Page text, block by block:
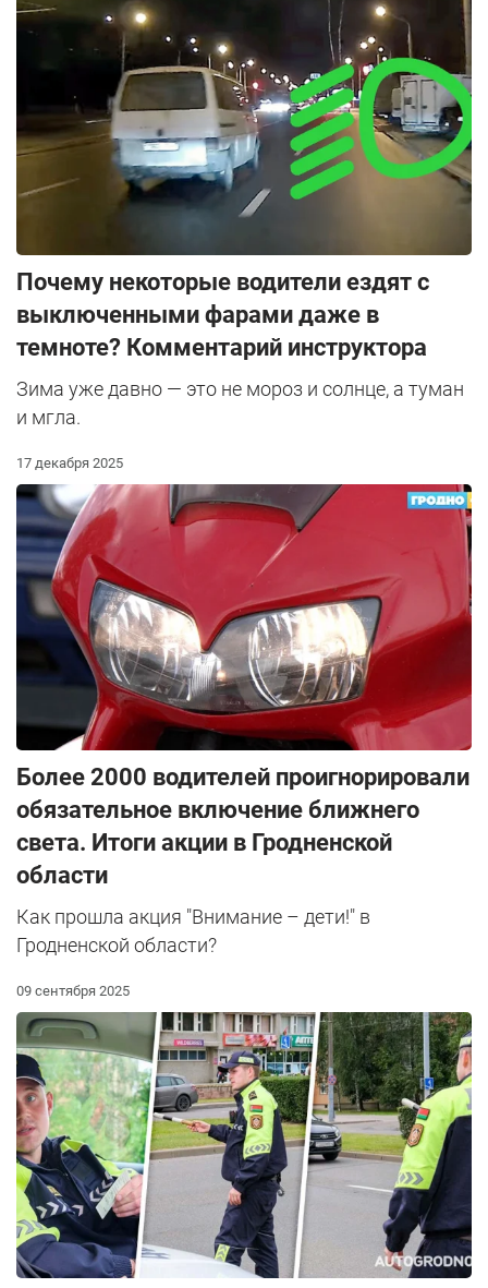
Почему некоторые водители ездят с
выключенными фарами даже в
темноте? Комментарий инструктора
Зима уже давно — это не мороз и солнце, а туман
и мгла.
17 декабря 2025
Более 2000 водителей проигнорировали
обязательное включение ближнего
света. Итоги акции в Гродненской
области
Как прошла акция "Внимание – дети!" в
Гродненской области?
09 сентября 2025